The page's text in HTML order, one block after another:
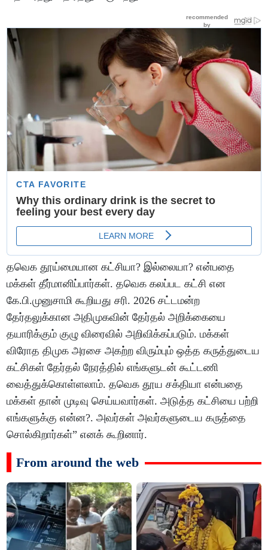
தவெக தூய்மையான கட்சியா? இல்லையா? என்பதை
மக்கள் தீர்மானிப்பார்கள். தவெக கலப்பட கட்சி என
கே.பி.முனுசாமி கூறியது சரி. 2026 சட்டமன்ற
தேர்தலுக்கான அதிமுகவின் தேர்தல் அறிக்கையை
தயாரிக்கும் குழு விரைவில் அறிவிக்கப்படும். மக்கள்
விரோத திமுக அரசை அகற்ற விரும்பும் ஒத்த கருத்துடைய
கட்சிகள் தேர்தல் நேரத்தில் எங்களுடன் கூட்டணி
வைத்துக்கொள்ளலாம். தவெக தூய சக்தியா என்பதை
மக்கள் தான் முடிவு செய்யவார்கள். அடுத்த கட்சியை பற்றி
எங்களுக்கு என்ன?. அவர்கள் அவர்களுடைய கருத்தை
சொல்கிறார்கள்” எனக் கூறினார்.
From around the web